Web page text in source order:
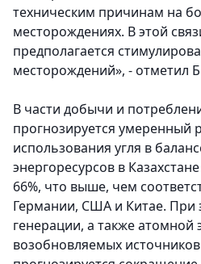
техническим причинам на
месторождениях. В этой
предполагается
месторождений», - отметил
В части добычи и
прогнозируется умеренный
использования угля в
энергоресурсов в
66%, что выше, чем
Германии, США и Китае. При
генерации, а также атомной
возобновляемых